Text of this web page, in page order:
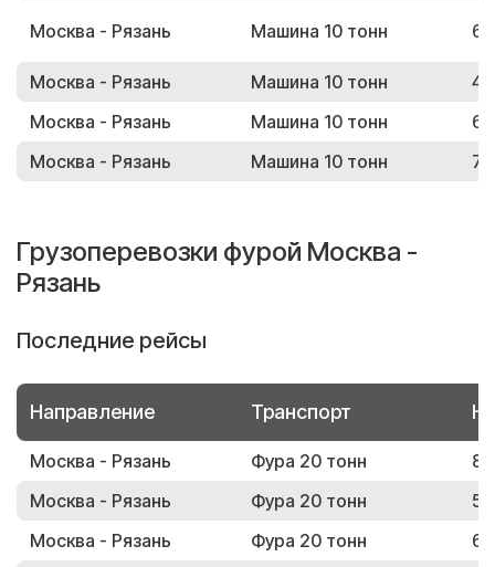
Москва - Рязань Машина 10 тонн
Москва - Рязань Машина 10 тонн
Москва - Рязань
Машина 10 тонн
Москва - Рязань
Машина 10 тонн
Грузоперевозки фурой Москва -
Рязань
Последние рейсы
Направление Транспорт
Москва - Рязань Фура 20 тонн
Москва - Рязань
Фура 20 тонн
Москва - Рязань
Фура 20 тонн